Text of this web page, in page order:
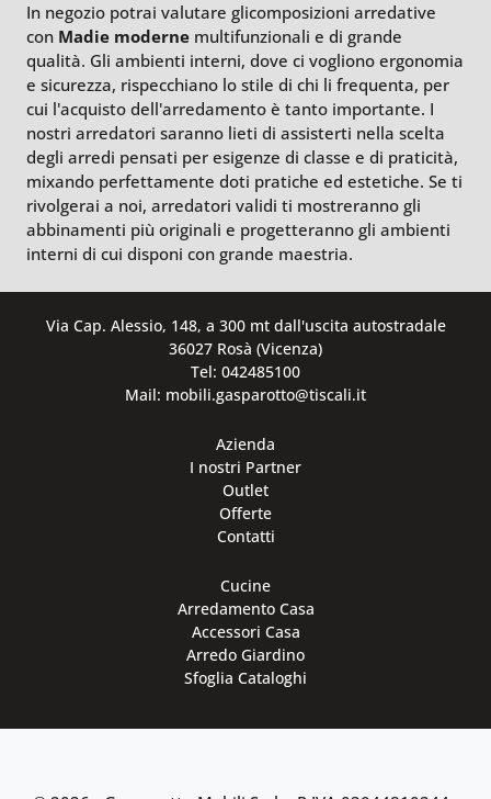
In negozio potrai valutare glicomposizioni arredative
con Madie moderne multifunzionali e di grande
qualità. Gli ambienti interni, dove ci vogliono ergonomia
e sicurezza, rispecchiano lo stile di chi li frequenta, per
cui l'acquisto dell'arredamento è tanto importante. I
nostri arredatori saranno lieti di assisterti nella scelta
degli arredi pensati per esigenze di classe e di praticità,
mixando perfettamente doti pratiche ed estetiche. Se ti
rivolgerai a noi, arredatori validi ti mostreranno gli
abbinamenti più originali e progetteranno gli ambienti
interni di cui disponi con grande maestria.
Via Cap. Alessio, 148, a 300 mt dall'uscita autostradale
36027 Rosà (Vicenza)
Tel: 042485100
Mail: mobili.gasparotto@tiscali.it
Azienda
I nostri Partner
Outlet
Offerte
Contatti
Cucine
Arredamento Casa
Accessori Casa
Arredo Giardino
Sfoglia Cataloghi